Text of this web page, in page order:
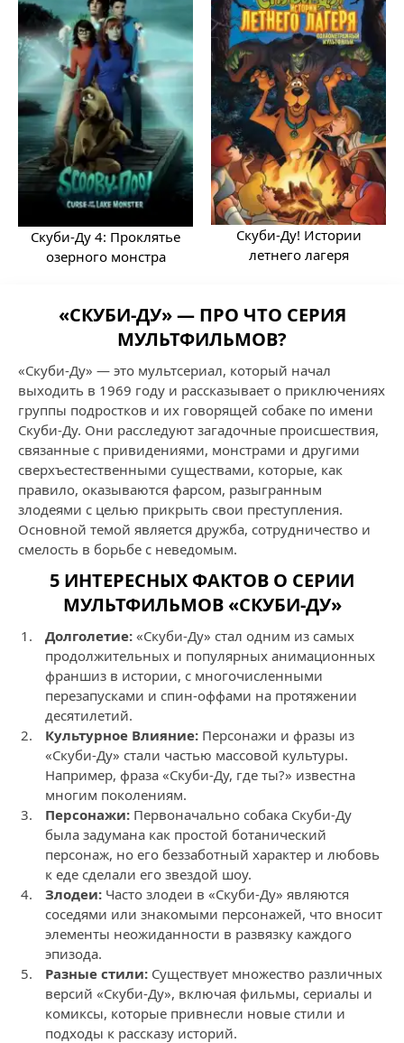
Скуби-Ду 4: Проклятье
озерного монстра
Скуби-Ду! Истории
летнего лагеря
«СКУБИ-ДУ» — ПРО ЧТО СЕРИЯ
МУЛЬТФИЛЬМОВ?
«Скуби-Ду» — это мультсериал, который начал
выходить в 1969 году и рассказывает о приключениях
группы подростков и их говорящей собаке по имени
Скуби-Ду. Они расследуют загадочные происшествия,
связанные с привидениями, монстрами и другими
сверхъестественными существами, которые, как
правило, оказываются фарсом, разыгранным
злодеями с целью прикрыть свои преступления.
Основной темой является дружба, сотрудничество и
смелость в борьбе с неведомым.
5 ИНТЕРЕСНЫХ ФАКТОВ О СЕРИИ
МУЛЬТФИЛЬМОВ «СКУБИ-ДУ»
Долголетие: «Скуби-Ду» стал одним из самых
продолжительных и популярных анимационных
франшиз в истории, с многочисленными
перезапусками и спин-оффами на протяжении
десятилетий.
Культурное Влияние: Персонажи и фразы из
«Скуби-Ду» стали частью массовой культуры.
Например, фраза «Скуби-Ду, где ты?» известна
многим поколениям.
Персонажи: Первоначально собака Скуби-Ду
была задумана как простой ботанический
персонаж, но его беззаботный характер и любовь
к еде сделали его звездой шоу.
Злодеи: Часто злодеи в «Скуби-Ду» являются
соседями или знакомыми персонажей, что вносит
элементы неожиданности в развязку каждого
эпизода.
Разные стили: Существует множество различных
версий «Скуби-Ду», включая фильмы, сериалы и
комиксы, которые привнесли новые стили и
подходы к рассказу историй.